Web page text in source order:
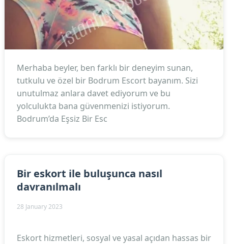
Merhaba beyler, ben farklı bir deneyim sunan,
tutkulu ve özel bir Bodrum Escort bayanım. Sizi
unutulmaz anlara davet ediyorum ve bu
yolculukta bana güvenmenizi istiyorum.
Bodrum’da Eşsiz Bir Esc
Bir eskort ile buluşunca nasıl
davranılmalı
28 January 2023
Eskort hizmetleri, sosyal ve yasal açıdan hassas bir